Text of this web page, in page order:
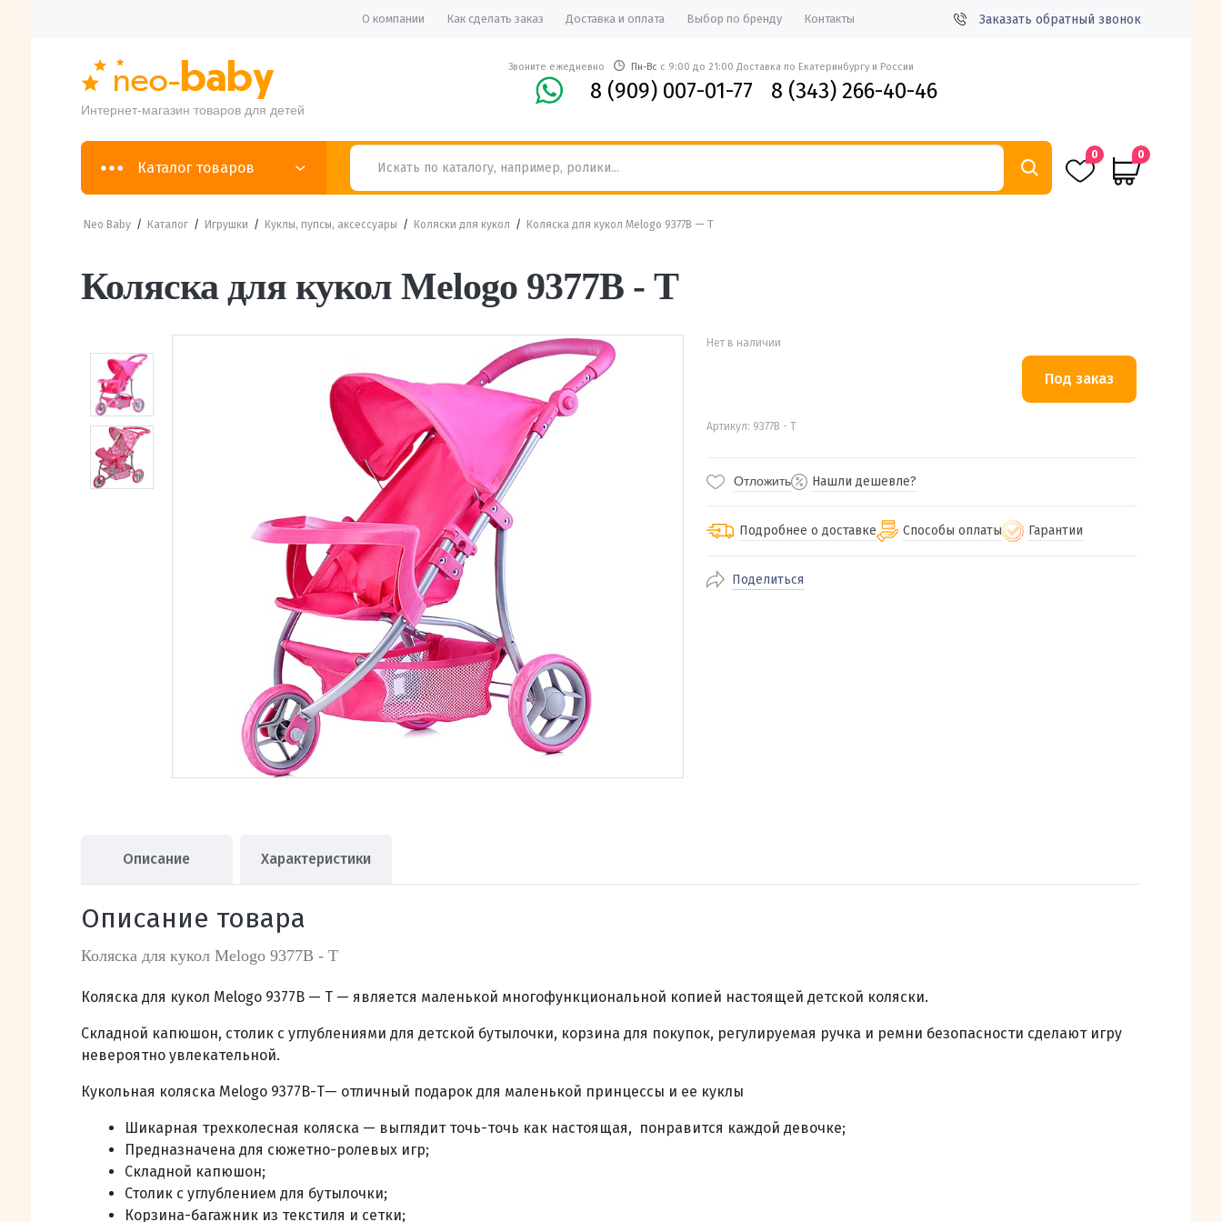
О компании Как сделать заказ Доставка и оплата Выбор по бренду Контакты Заказать обратный звонок
Интернет-магазин товаров для детей
Звоните ежедневно Пн-Вс с 9:00 до 21:00 Доставка по Екатеринбургу и России
8 (909) 007-01-77 8 (343) 266-40-46
Каталог товаров
0 0
Neo Baby/ Каталог/ Игрушки / Куклы, пупсы, аксессуары / Коляски для кукол / Коляска для кукол Melogo 9377В — Т
Коляска для кукол Melogo 9377В - Т
Нет в наличии
Артикул: 9377В - Т
Отложить Нашли дешевле?
Подробнее о доставке
По Екатеринбургу бесплатная
Способы оплаты Гарантии
Поделиться
Описание Характеристики
Описание товара
Коляска для кукол Melogo 9377В - Т
Коляска для кукол Melogo 9377В — Т — является маленькой многофункциональной копией настоящей детской коляски.
Складной капюшон, столик с углублениями для детской бутылочки, корзина для покупок, регулируемая ручка и ремни безопасности сделают игру
невероятно увлекательной.
Кукольная коляска Melogo 9377В-Т— отличный подарок для маленькой принцессы и ее куклы
Шикарная трехколесная коляска — выглядит точь-точь как настоящая, понравится каждой девочке;
Предназначена для сюжетно-ролевых игр;
Складной капюшон;
Столик с углублением для бутылочки;
Корзина-багажник из текстиля и сетки;